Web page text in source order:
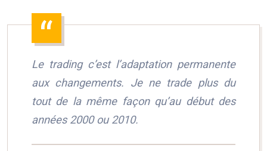
Le trading c’est l’adaptation permanente
aux changements. Je ne trade plus du
tout de la même façon qu’au début des
années 2000 ou 2010.